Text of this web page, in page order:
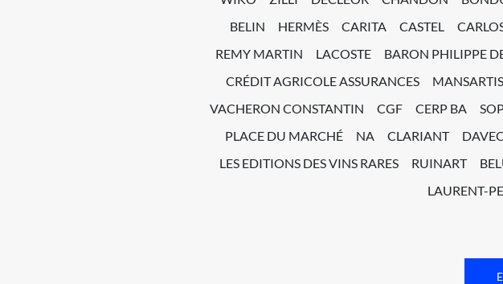
BELIN
HERMÈS CARITA CASTEL
REMY MARTIN
LACOSTE BARON PHILIPPE
CRÉDIT AGRICOLE ASSURANCES
MANSARTIS
VACHERON CONSTANTIN
CGF CERP BA
PLACE DU MARCHÉ
NA CLARIANT
LES EDITIONS DES VINS RARES
RUINART
LAURENT-